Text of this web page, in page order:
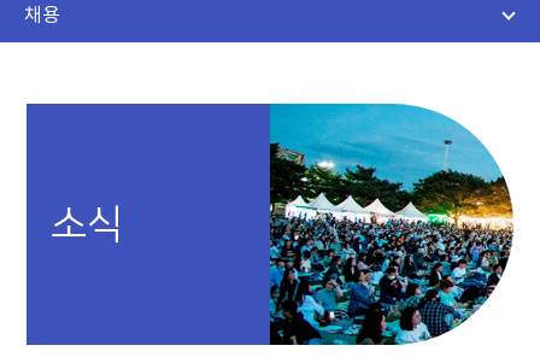
채용
소식